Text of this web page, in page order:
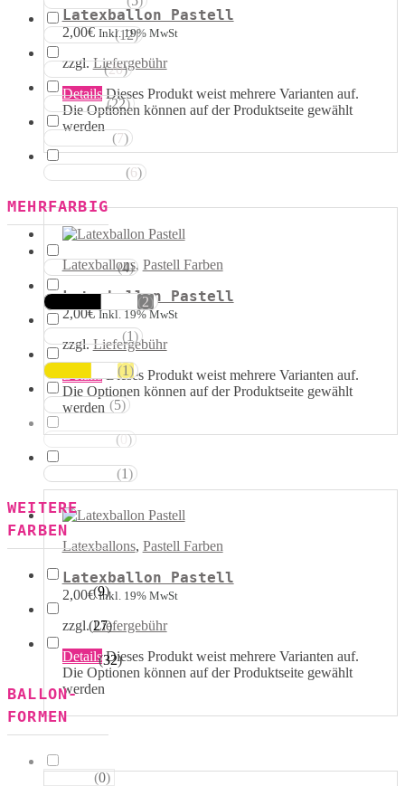
Latexballon Pastell
2,00€ Inkl. 19% MwSt
zzgl.Liefergebühr
Details Dieses Produkt weist mehrere Varianten auf.
Die Optionen können auf der Produktseite gewählt
werden
Latexballons, Pastell Farben
Latexballon Pastell
2,00€ Inkl. 19% MwSt
zzgl.Liefergebühr
Details Dieses Produkt weist mehrere Varianten auf.
Die Optionen können auf der Produktseite gewählt
werden
Latexballons, Pastell Farben
Latexballon Pastell
2,00€ Inkl. 19% MwSt
zzgl.Liefergebühr
Details Dieses Produkt weist mehrere Varianten auf.
Die Optionen können auf der Produktseite gewählt
werden
Violetttöne (12)
Blautöne (20)
Grüntöne (22)
(7)
(6)
MEHRFARBIG
Rosa Weiss (4)
(2)
Silber Weiss (1)
(1)
Rot Weiss (5)
Blau Weiss (0)
(1)
WEITERE
FARBEN
Kristall (9)
Pastell (27)
Metallik (32)
BALLON-
FORMEN
(0)